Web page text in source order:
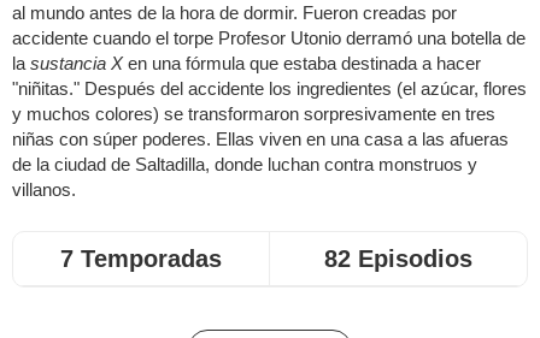
al mundo antes de la hora de dormir. Fueron creadas por
accidente cuando el torpe Profesor Utonio derramó una botella de
la sustancia Xen una fórmula que estaba destinada a hacer
"niñitas." Después del accidente los ingredientes (el azúcar, flores
y muchos colores) se transformaron sorpresivamente en tres
niñas con súper poderes. Ellas viven en una casa a las afueras
de la ciudad de Saltadilla, donde luchan contra monstruos y
villanos.
7 Temporadas 82 Episodios